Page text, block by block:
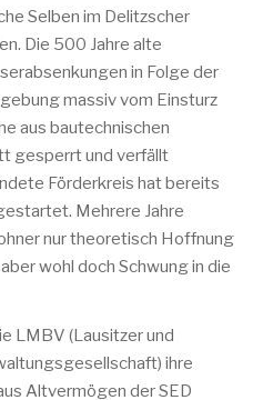
Selben im Delitzscher
Die 500 Jahre alte
in Folge der
massiv vom Einsturz
aus bautechnischen
gesperrt und verfällt
Förderkreis hat bereits
Mehrere Jahre
nur theoretisch Hoffnung
wohl doch Schwung in die
LMBV (Lausitzer und
ihre
Altvermögen der SED